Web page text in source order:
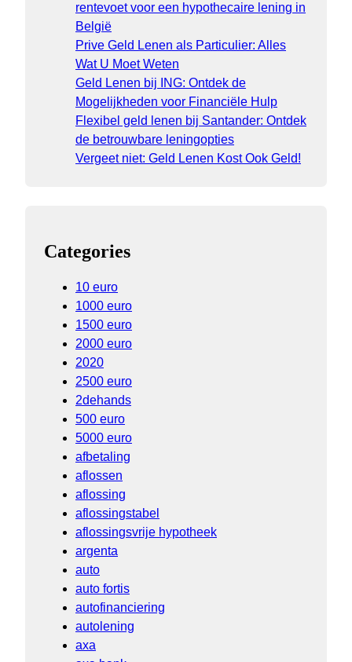
rentevoet voor een hypothecaire lening in
België
Prive Geld Lenen als Particulier: Alles
Wat U Moet Weten
Geld Lenen bij ING: Ontdek de
Mogelijkheden voor Financiële Hulp
Flexibel geld lenen bij Santander: Ontdek
de betrouwbare leningopties
Vergeet niet: Geld Lenen Kost Ook Geld!
Categories
10 euro
1000 euro
1500 euro
2000 euro
2020
2500 euro
2dehands
500 euro
5000 euro
afbetaling
aflossen
aflossing
aflossingstabel
aflossingsvrije hypotheek
argenta
auto
auto fortis
autofinanciering
autolening
axa